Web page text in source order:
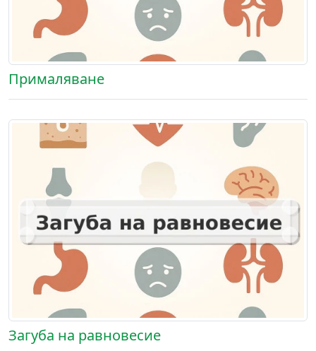
Прималяване
Загуба на равновесие